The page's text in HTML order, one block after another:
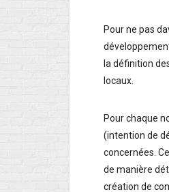
Pour ne pas
la définition
locaux.
Pour chaque
(intention de
concernées.
de manière
création de